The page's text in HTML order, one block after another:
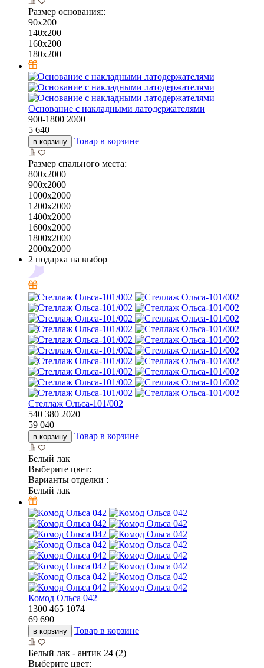
Размер основания::
90х200
140х200
160х200
180х200
Основание с накладными латодержателями
900-1800 2000
5 640
в корзину Товар в корзине
Размер спального места:
800х2000
900х2000
1000х2000
1200х2000
1400х2000
1600х2000
1800х2000
2000х2000
2 подарка на выбор
Стеллаж Ольса-101/002
540 380 2020
59 040
в корзину Товар в корзине
Белый лак
Выберите цвет:
Варианты отделки :
Белый лак
Комод Ольса 042
1300 465 1074
69 690
в корзину Товар в корзине
Белый лак - антик 24 (2)
Выберите цвет: